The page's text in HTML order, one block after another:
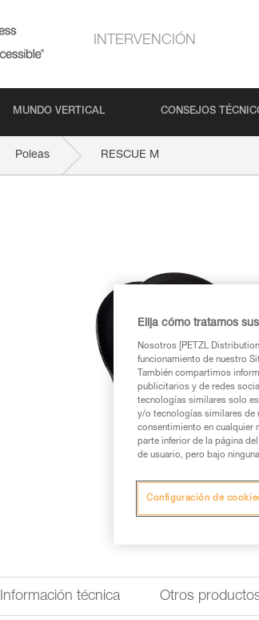
INTERVENCIÓN
MUNDO VERTICAL CONSEJOS
Poleas RESCUE M
Información técnica Otros
Elija cómo tratamos
Nosotros [PETZL
funcionamiento de nuestro
También compartimos
publicitarios y de redes
tecnologías similares solo
y/o tecnologías similares de
consentimiento en cualquier
parte inferior de la página
de usuario, pero bajo
Configuración de